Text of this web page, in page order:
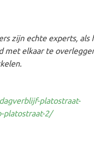
zijn echte experts, als
met elkaar te
platostraat-
platostraat-2/